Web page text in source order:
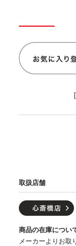
[
取扱店舗
商品の在庫につい
メーカーよりお取